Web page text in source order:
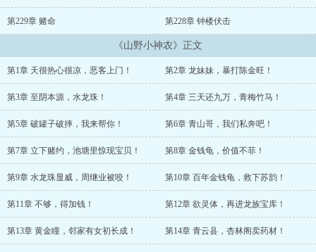
第229章 赌命 第228章 钟楼伏击
《山野小神农》正文
第1章 天很热心很凉，恶客上门！ 第2章 龙妹妹，暴打陈金旺！
第3章 至阴本源，水龙珠！ 第4章 三天还九万，青梅竹马！
第5章 破罐子破摔，我来帮你！ 第6章 青山哥，我们私奔吧！
第7章 立下赌约，池塘里惊现宝贝！ 第8章 金钱龟，价值不菲！
第9章 水龙珠显威，周继业被咬！ 第10章 百年金钱龟，救下苏韵！
第11章 不够，得加钱！ 第12章 欲灵体，再进龙族宝库！
第13章 黄金瞳，邻家有女初长成！ 第14章 青云县，杏林阁卖药材！